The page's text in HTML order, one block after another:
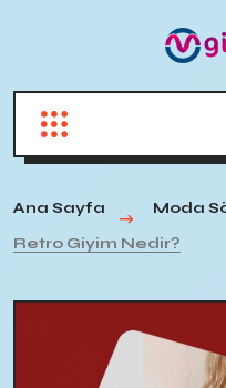
Ana Sayfa
Moda
Retro Giyim Nedir?